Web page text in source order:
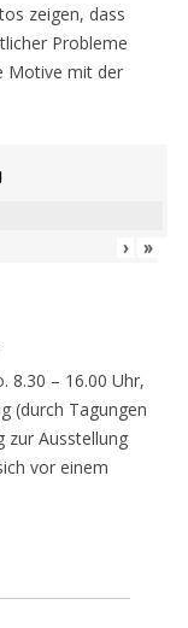
zeigen, dass
Probleme
Motive mit der
› »
8.30 – 16.00 Uhr,
(durch Tagungen
zur Ausstellung
vor einem